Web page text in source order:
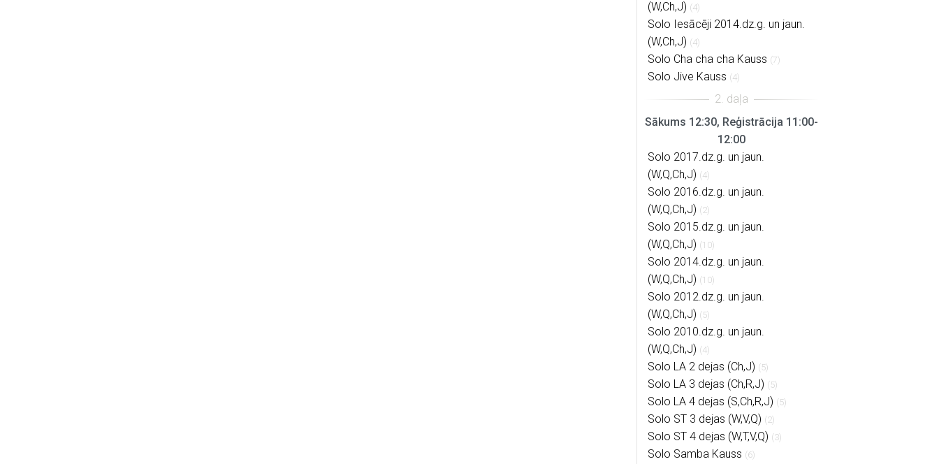
(W,Ch,J) (4)
Solo Iesācēji 2014.dz.g. un jaun.
(W,Ch,J) (4)
Solo Cha cha cha Kauss (7)
Solo Jive Kauss (4)
Sākums 12:30, Reģistrācija 11:00-
12:00
Solo 2017.dz.g. un jaun.
(W,Q,Ch,J) (4)
Solo 2016.dz.g. un jaun.
(W,Q,Ch,J) (2)
Solo 2015.dz.g. un jaun.
(W,Q,Ch,J) (10)
Solo 2014.dz.g. un jaun.
(W,Q,Ch,J) (10)
Solo 2012.dz.g. un jaun.
(W,Q,Ch,J) (5)
Solo 2010.dz.g. un jaun.
(W,Q,Ch,J) (4)
Solo LA 2 dejas (Ch,J) (5)
Solo LA 3 dejas (Ch,R,J) (5)
Solo LA 4 dejas (S,Ch,R,J) (5)
Solo ST 3 dejas (W,V,Q) (2)
Solo ST 4 dejas (W,T,V,Q) (3)
Solo Samba Kauss (6)